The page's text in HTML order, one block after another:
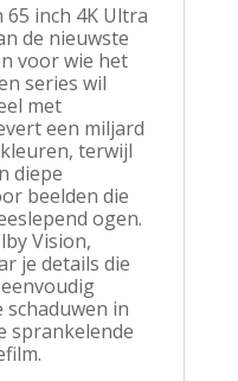
65 inch 4K Ultra
de nieuwste
voor wie het
series wil
met
een miljard
terwijl
diepe
beelden die
ogen.
Vision,
je details die
schaduwen in
sprankelende